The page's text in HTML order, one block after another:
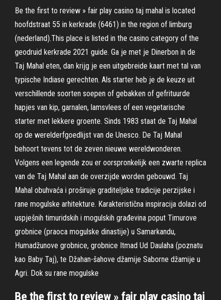
Be the first to review » fair play casino taj mahal is located
hoofdstraat 55 in kerkrade (6461) in the region of limburg
(nederland).This place is listed in the casino category of the
geodruid kerkrade 2021 guide. Ga je met je Dinerbon in de
Taj Mahal eten, dan krijg je een uitgebreide kaart met tal van
typische Indiase gerechten. Als starter heb je de keuze uit
verschillende soorten soepen of gebakken of gefrituurde
hapjes van kip, garnalen, lamsvlees of een vegetarische
starter met lekkere groente. Sinds 1983 staat de Taj Mahal
op de werelderfgoedlijst van de Unesco. De Taj Mahal
behoort tevens tot de zeven nieuwe wereldwonderen.
Volgens een legende zou er oorspronkelijk een zwarte replica
van de Taj Mahal aan de overzijde worden gebouwd. Taj
Mahal obuhvaća i proširuje graditeljske tradicije perzijske i
rane mogulske arhitekture. Karakteristična inspiracija dolazi od
uspješnih timuridskih i mogulskih građevina poput Timurove
grobnice (praoca mogulske dinastije) u Samarkandu,
Humadžunove grobnice, grobnice Itmad Ud Daulaha (poznatu
kao Baby Taj), te Džahan-šahove džamije Saborne džamije u
Agri. Dok su rane mogulske
Be the first to review » fair play casino taj